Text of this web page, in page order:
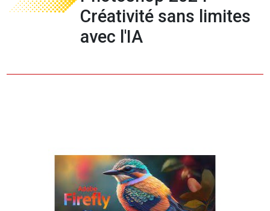
Créativité sans limites
avec l'IA